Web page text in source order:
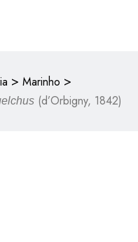
> Marinho >
(d’Orbigny, 1842)